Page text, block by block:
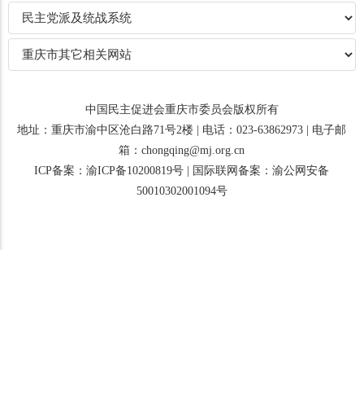
中国民主促进会重庆市委员会版权所有
地址：重庆市渝中区沧白路71号2楼 | 电话：023-63862973 | 电子邮
箱：chongqing@mj.org.cn
ICP备案：渝ICP备10200819号
国际联网备案：渝公网安备
50010302001094号